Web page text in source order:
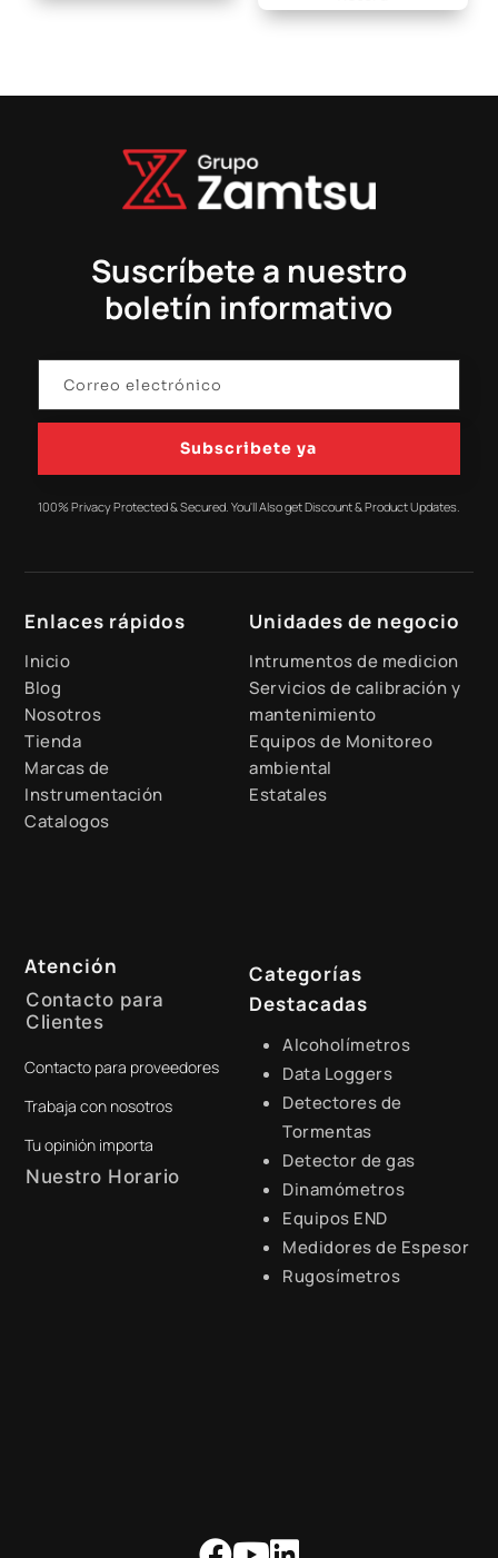
Suscríbete a nuestro
boletín informativo
Subscribete ya
100% Privacy Protected & Secured. You'll Also get Discount & Product Updates.
Enlaces rápidos
Inicio
Blog
Nosotros
Tienda
Marcas de
Instrumentación
Catalogos
Unidades de negocio
Intrumentos de medicion
Servicios de calibración y
mantenimiento
Equipos de Monitoreo
ambiental
Estatales
Atención
Contacto para
Clientes
+51 941 525 454
digital@zamtsu.com
Contacto para proveedores
Trabaja con nosotros
Tu opinión importa
Nuestro Horario
Categorías
Destacadas
Alcoholímetros
Data Loggers
Detectores de
Tormentas
Detector de gas
Dinamómetros
Equipos END
Medidores de Espesor
Rugosímetros